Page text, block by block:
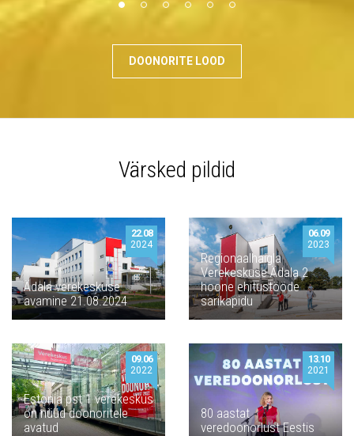
DOONORITE LOOD
Värsked pildid
Ädala verekeskuse
avamine 21.08.2024
22.08
2024
Regionaalhaigla
Verekeskuse Ädala 2
hoone ehitustööde
sarikapidu
06.09
2023
Estonia pst 1 verekeskus
on nüüd doonoritele
avatud
09.06
2022
80 aastat
veredoonorlust Eestis
13.10
2021